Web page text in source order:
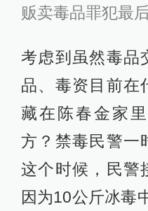
贩卖毒品罪犯最
考虑到虽然毒品
品、毒资目前在
藏在陈春金家
方？禁毒民警一
这个时候，民警
因为10公斤冰毒